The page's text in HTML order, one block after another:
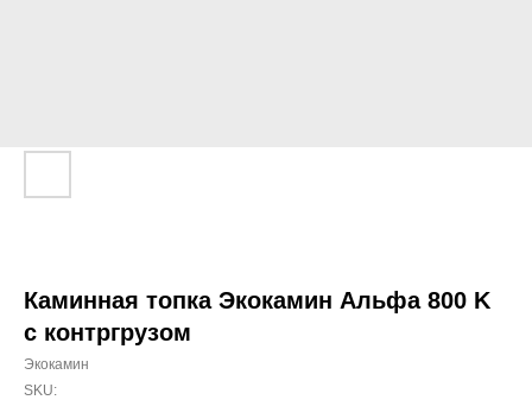
Каминная топка Экокамин Альфа 800 K
с контргрузом
Экокамин
SKU: